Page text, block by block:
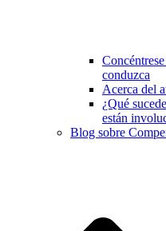
conduzca
Acerca del
¿Qué
están
Blog sobre